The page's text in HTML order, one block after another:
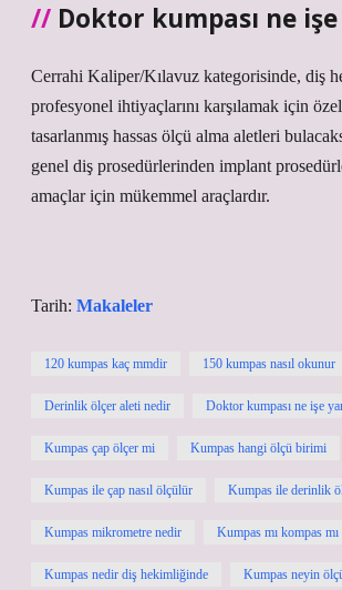
Doktor kumpası ne
Cerrahi Kaliper/Kılavuz kategorisinde, diş
profesyonel ihtiyaçlarını karşılamak için
tasarlanmış hassas ölçü alma aletleri
genel diş prosedürlerinden implant
amaçlar için mükemmel araçlardır.
Tarih: Makaleler
120 kumpas kaç mmdir 150 kumpas nasıl okunur
Derinlik ölçer aleti nedir Doktor kumpası ne işe
Kumpas çap ölçer mi Kumpas hangi ölçü birimi
Kumpas ile çap nasıl ölçülür Kumpas ile derinlik
Kumpas mikrometre nedir Kumpas mı kompas mı
Kumpas nedir diş hekimliğinde Kumpas neyin